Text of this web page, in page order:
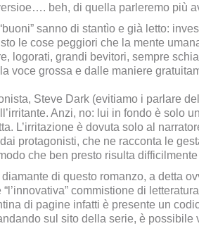
beh, di quella parleremo più
sanno di stantìo e già letto:
le cose peggiori che la mente
logorati, grandi bevitori, sempre
voce grossa e dalle maniere
Steve Dark (evitiamo i parlare
Anzi, no: lui in fondo è solo
L’irritazione è dovuta solo al
protagonisti, che ne racconta le
che ben presto risulta
diamante di questo romanzo, a detta
“l’innovativa” commistione di
di pagine infatti è presente un
sul sito della serie, è possibile